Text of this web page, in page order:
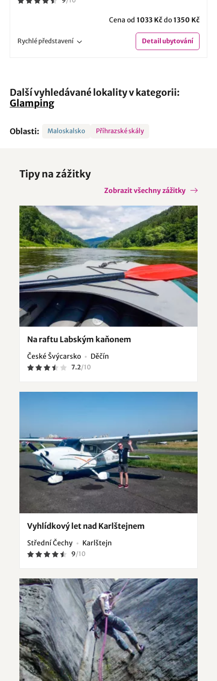
Cena od 1033 Kčdo1350 Kč
Rychlépředstavení Detailubytování
Další vyhledávané lokality v kategorii:
Glamping
Oblasti: Maloskalsko Příhrazské skály
Tipy na zážitky
Zobrazit všechny zážitky
Na raftu Labským kaňonem
České Švýcarsko Děčín
7.2/10
Vyhlídkový let nad Karlštejnem
Střední Čechy Karlštejn
9/10